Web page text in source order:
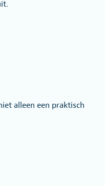
alleen een praktisch